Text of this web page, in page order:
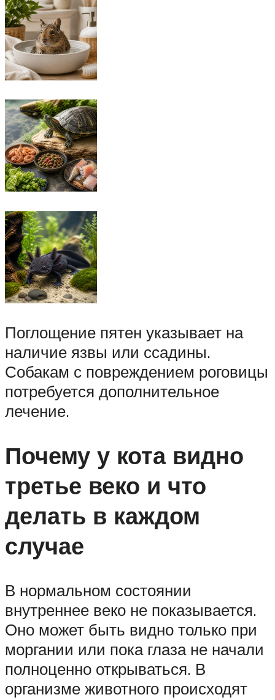
Поглощение пятен указывает на
наличие язвы или ссадины.
Собакам с повреждением роговицы
потребуется дополнительное
лечение.
Почему у кота видно
третье веко и что
делать в каждом
случае
В нормальном состоянии
внутреннее веко не показывается.
Оно может быть видно только при
моргании или пока глаза не начали
полноценно открываться. В
организме животного происходят